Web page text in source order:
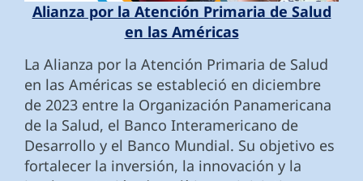
Alianza por la Atención Primaria de Salud
en las Américas
La Alianza por la Atención Primaria de Salud
en las Américas se estableció en diciembre
de 2023 entre la Organización Panamericana
de la Salud, el Banco Interamericano de
Desarrollo y el Banco Mundial. Su objetivo es
fortalecer la inversión, la innovación y la